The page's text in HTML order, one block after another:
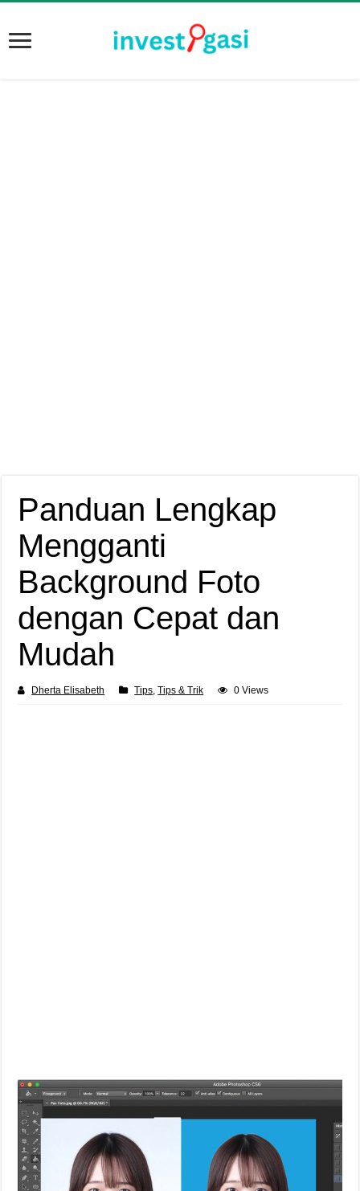
Panduan Lengkap
Mengganti
Background Foto
dengan Cepat dan
Mudah
Dherta Elisabeth Tips ,Tips & Trik 0 Views